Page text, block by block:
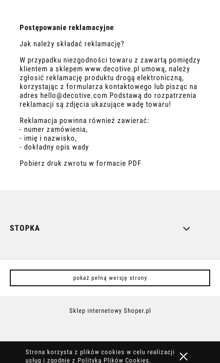
Strona korzysta z plików cookies w celu realizacji
usług i zgodnie z Polityką Plików Cookies.
Postępowanie reklamacyjne
Jak należy składać reklamację?
W przypadku niezgodności towaru z zawartą pomiędzy
klientem a sklepem www.decotive.pl umową, należy
zgłosić reklamację produktu drogą elektroniczną,
korzystając z formularza kontaktowego lub pisząc na
adres hello@decotive.com Podstawą do rozpatrzenia
reklamacji są zdjęcia ukazujące wadę towaru!
Reklamacja powinna również zawierać:
- numer zamówienia,
- imię i nazwisko,
- dokładny opis wady
Pobierz druk zwrotu w formacie PDF
STOPKA
pokaż pełną wersję strony
Sklep internetowy Shoper.pl